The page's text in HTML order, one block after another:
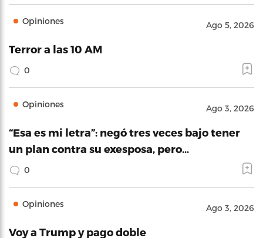
Opiniones Ago 5, 2026
Terror a las 10 AM
0
Opiniones Ago 3, 2026
“Esa es mi letra”: negó tres veces bajo tener
un plan contra su exesposa, pero…
0
Opiniones Ago 3, 2026
Voy a Trump y pago doble